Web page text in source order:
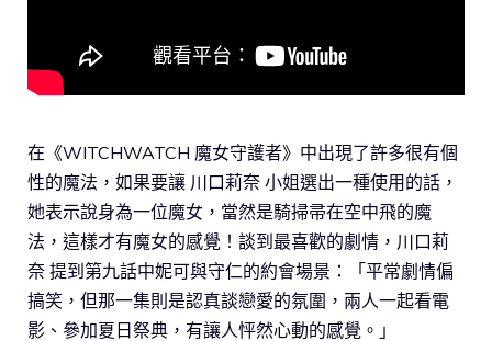
在《WITCHWATCH 魔女守護者》中出現了許多很有個
性的魔法，如果要讓 川口莉奈 小姐選出一種使用的話，
她表示說身為一位魔女，當然是騎掃帚在空中飛的魔
法，這樣才有魔女的感覺！談到最喜歡的劇情，川口莉
奈 提到第九話中妮可與守仁的約會場景：「平常劇情偏
搞笑，但那一集則是認真談戀愛的氛圍，兩人一起看電
影、參加夏日祭典，有讓人怦然心動的感覺。」